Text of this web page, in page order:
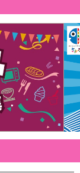
承ください
い場合がござい
縫製は日本の工場
程における小さ
がございます
品を検品してお